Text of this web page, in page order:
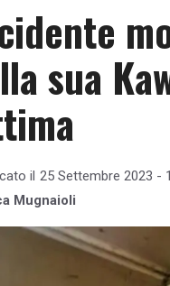
sua
il 25 Settembre 2023 -
Mugnaioli